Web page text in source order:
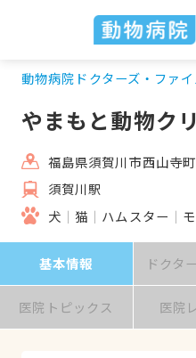
動物病院ドクターズ・ファ
やまもと動物ク
福島県須賀川市西山寺
須賀川駅
犬
猫 ハムスター
基本情報 ドクタ
医院トピックス 医院